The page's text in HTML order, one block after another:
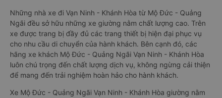
Những nhà xe đi Vạn Ninh - Khánh Hòa từ Mộ Đức - Quảng
Ngãi đều sở hữu những xe giường nằm chất lượng cao. Trên
xe được trang bị đầy đủ các trang thiết bị hiện đại phục vụ
cho nhu cầu di chuyển của hành khách. Bên cạnh đó, các
hãng xe khách Mộ Đức - Quảng Ngãi Vạn Ninh - Khánh Hòa
luôn chú trọng đến chất lượng dịch vụ, không ngừng cải thiện
để mang đến trải nghiệm hoàn hảo cho hành khách.
Xe Mộ Đức - Quảng Ngãi Vạn Ninh - Khánh Hòa giường nằm